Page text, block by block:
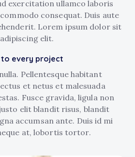
exercitation ullamco laboris
consequat. Duis aute
Lorem ipsum dolor sit
elit.
every project
Pellentesque habitant
et netus et malesuada
Fusce gravida, ligula non
elit blandit risus, blandit
accumsan ante. Duis id mi
at, lobortis tortor.